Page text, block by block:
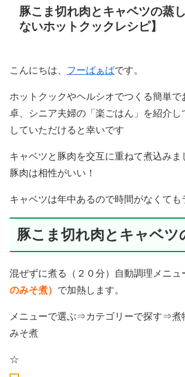
豚こま切れ肉とキャベツの蒸
ないホットクックレシピ】
こんにちは、 フーばぁばです。
ホットクックやヘルシオでつくる簡単で
卓、シニア夫婦の「楽ごはん」を紹介し
していただけると幸いです
キャベツと豚肉を交互に重ねて煮込みま
豚肉は相性がいい！
キャベツは年中あるので時間がなくても
豚こま切れ肉とキャベツ
混ぜずに煮る（２０分）自動調理メニュ
のみそ煮） で加熱します。
メニューで選ぶ⇒カテゴリーで探す⇒
みそ煮
☆